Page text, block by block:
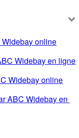
online
Widebay en ligne
Widebay online
ABC Widebay en